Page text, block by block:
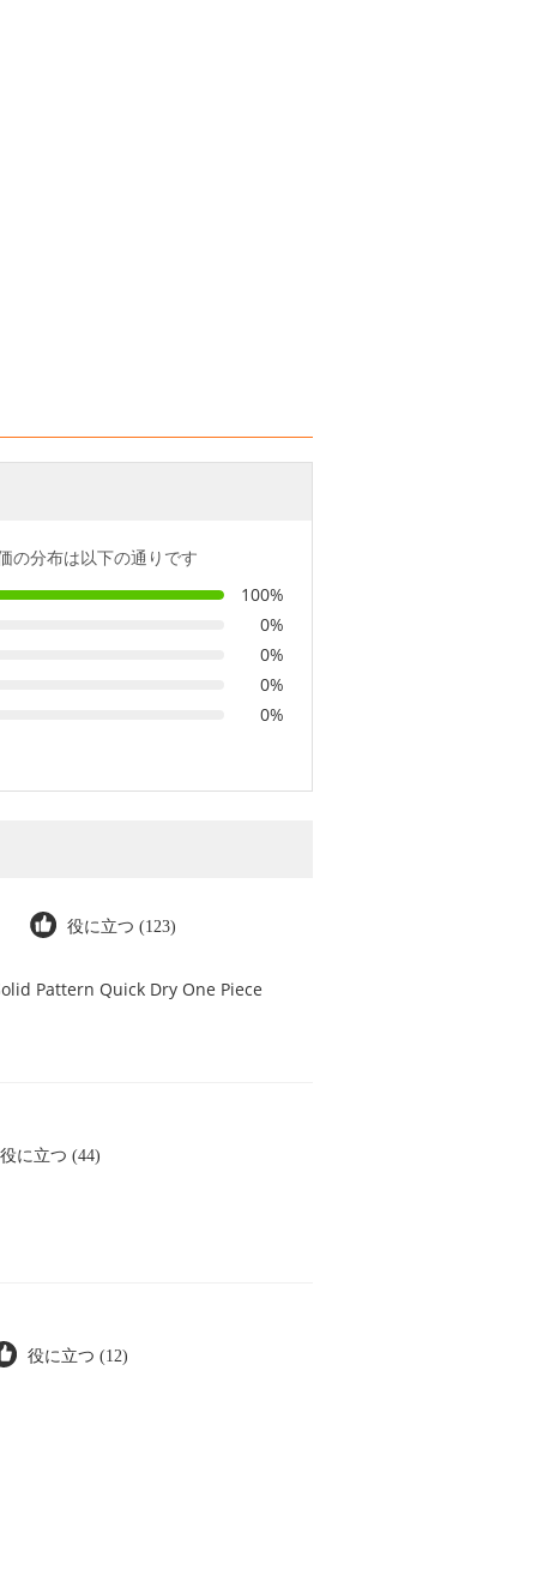
の分布は以下の通りです
100%
0%
0%
0%
0%
役に立つ (123)
Pattern Quick Dry One Piece
役に立つ (44)
役に立つ (12)